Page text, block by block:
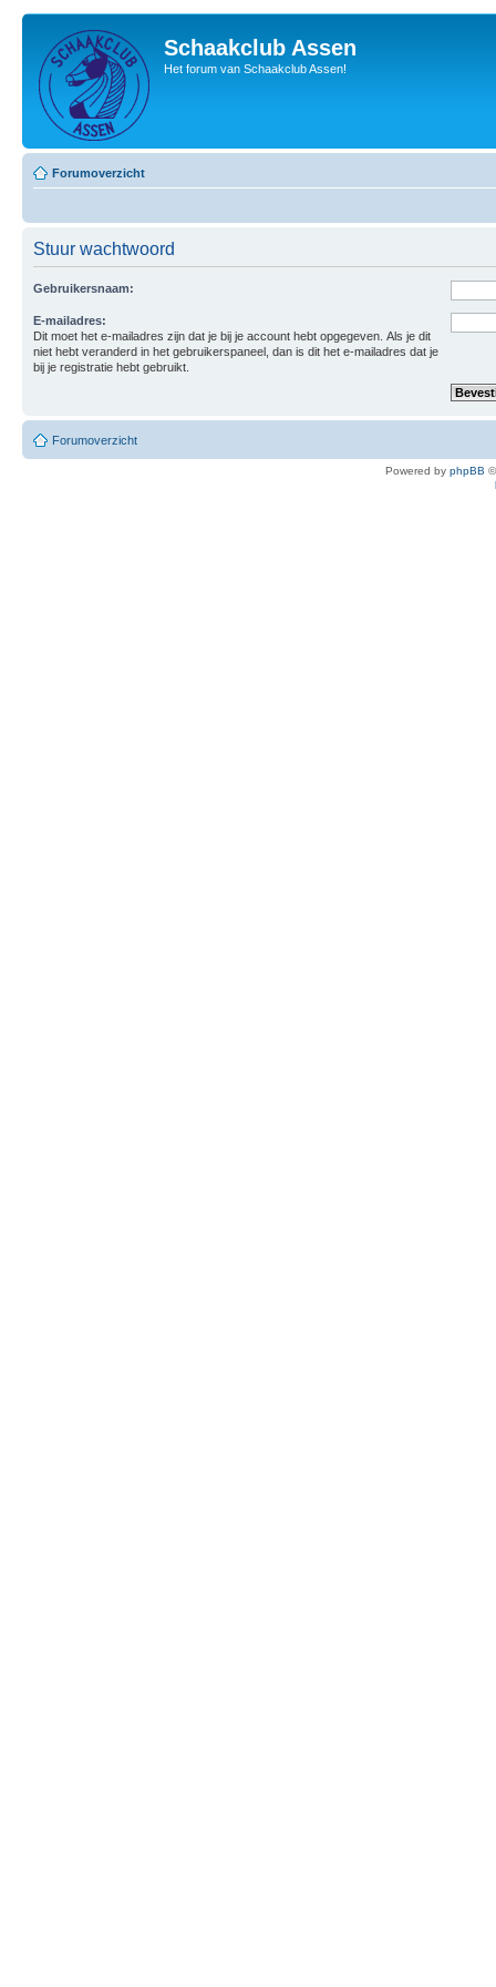
Schaakclub Assen
Het forum van Schaakclub Assen!
Forumoverzicht
Stuur wachtwoord
Gebruikersnaam:
E-mailadres:
Dit moet het e-mailadres zijn dat je bij je account hebt opgegeven. Als je dit
niet hebt veranderd in het gebruikerspaneel, dan is dit het e-mailadres dat je
bij je registratie hebt gebruikt.
Forumoverzicht
Powered by phpBB